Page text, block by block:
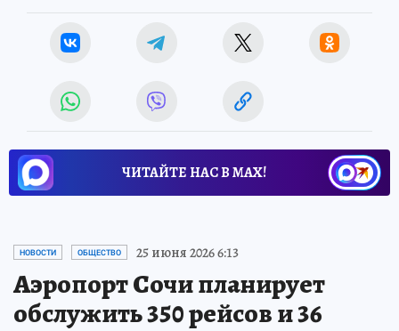
ЧИТАЙТЕ НАС В МАХ!
НОВОСТИ ОБЩЕСТВО 25 июня 2026 6:13
Аэропорт Сочи планирует
обслужить 350 рейсов и 36